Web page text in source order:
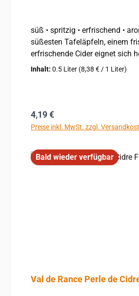
süß • spritzig • erfrischend • aromatisch Sweet and Fruity, 4.0 % vol. Thatchers Apple and Blackcurrant ist ein reichhaltiger, erfrischend
süßesten Tafeläpfeln, einem
erfrischende Cider eignet sich
Inhalt: 0.5 Liter (8,38 € / 1 Liter)
Regulärer Preis:
4,19 €
Preise inkl. MwSt. zzgl.
Bald wieder verfügbar
Val de Rance Perle de